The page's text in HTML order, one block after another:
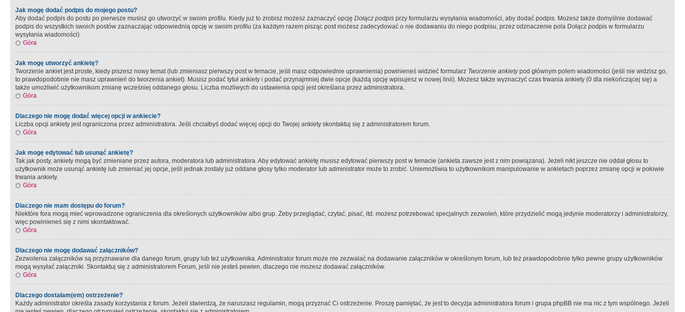
Jak mogę dodać podpis do mojego postu?
Aby dodać podpis do postu po pierwsze musisz go utworzyć w swoim profilu. Kiedy już to zrobisz możesz zaznaczyć opcję Dołącz podpis przy formularzu wysyłania wiadomości, aby dodać podpis. Możesz także domyślnie dodawać
podpis do wszystkich swoich postów zaznaczając odpowiednią opcję w swoim profilu (za każdym razem pisząc post możesz zadecydować o nie dodawaniu do niego podpisu, przez odznaczenie pola Dołącz podpis w formularzu
wysyłania wiadomości)
Góra
Jak mogę utworzyć ankietę?
Tworzenie ankiet jest proste, kiedy piszesz nowy temat (lub zmieniasz pierwszy post w temacie, jeśli masz odpowiednie uprawnienia) powinieneś widzieć formularz Tworzenie ankietypod głównym polem wiadomości (jeśli nie widzisz go,
to prawdopodobnie nie masz uprawnień do tworzenia ankiet). Musisz podać tytuł ankiety i podać przynajmniej dwie opcje (każdą opcję wpisujesz w nowej linii). Możesz także wyznaczyć czas trwania ankiety (0 dla niekończącej się) a
także umożliwić użytkownikom zmianę wcześniej oddanego głosu. Liczba możliwych do ustawienia opcji jest określana przez administratora.
Góra
Dlaczego nie mogę dodać więcej opcji w ankiecie?
Liczba opcji ankiety jest ograniczona przez administratora. Jeśli chciałbyś dodać więcej opcji do Twojej ankiety skontaktuj się z administratorem forum.
Góra
Jak mogę edytować lub usunąć ankietę?
Tak jak posty, ankiety mogą być zmieniane przez autora, moderatora lub administratora. Aby edytować ankietę musisz edytować pierwszy post w temacie (ankieta zawsze jest z nim powiązana). Jeżeli nikt jeszcze nie oddał głosu to
użytkownik może usunąć ankietę lub zmieniać jej opcje, jeśli jednak zostały już oddane głosy tylko moderator lub administrator może to zrobić. Uniemożliwia to użytkownikom manipulowanie w ankietach poprzez zmianę opcji w połowie
trwania ankiety.
Góra
Dlaczego nie mam dostępu do forum?
Niektóre fora mogą mieć wprowadzone ograniczenia dla określonych użytkowników albo grup. Żeby przeglądać, czytać, pisać, itd. możesz potrzebować specjalnych zezwoleń, które przydzielić mogą jedynie moderatorzy i administratorzy,
więc powinieneś się z nimi skontaktować.
Góra
Dlaczego nie mogę dodawać załączników?
Zezwolenia załączników są przyznawane dla danego forum, grupy lub też użytkownika. Administrator forum może nie zezwalać na dodawanie załączników w określonym forum, lub też prawdopodobnie tylko pewne grupy użytkowników
mogą wysyłać załączniki. Skontaktuj się z administratorem Forum, jeśli nie jesteś pewien, dlaczego nie możesz dodawać załączników.
Góra
Dlaczego dostałam(em) ostrzeżenie?
Każdy administrator określa zasady korzystania z forum. Jeżeli stwierdzą, że naruszasz regulamin, mogą przyznać Ci ostrzeżenie. Proszę pamiętać, że jest to decyzja administratora forum i grupa phpBB nie ma nic z tym wspólnego. Jeżeli